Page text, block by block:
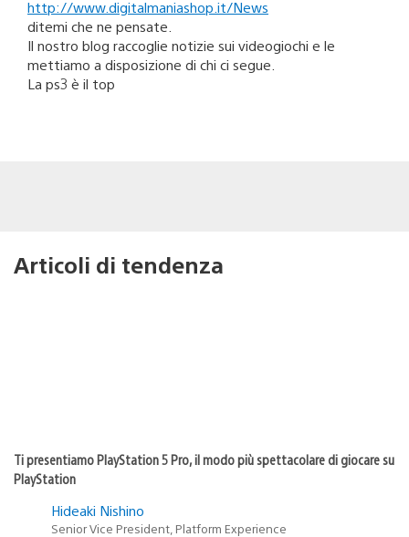
http://www.digitalmaniashop.it/News
ditemi che ne pensate.
Il nostro blog raccoglie notizie sui videogiochi e le
mettiamo a disposizione di chi ci segue.
La ps3 è il top
Articoli di tendenza
Ti presentiamo PlayStation 5 Pro, il modo più spettacolare di giocare su
PlayStation
Hideaki Nishino
Senior Vice President, Platform Experience